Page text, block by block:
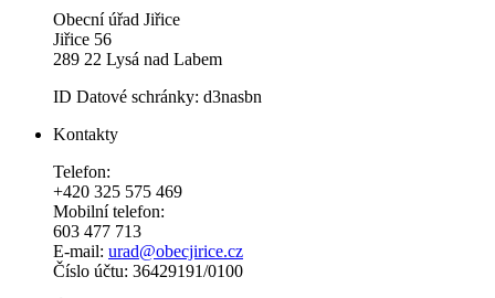
Obecní úřad Jiřice
Jiřice 56
289 22 Lysá nad Labem
ID Datové schránky: d3nasbn
Kontakty
Telefon:
+420 325 575 469
Mobilní telefon:
603 477 713
E-mail: urad@obecjirice.cz
Číslo účtu: 36429191/0100